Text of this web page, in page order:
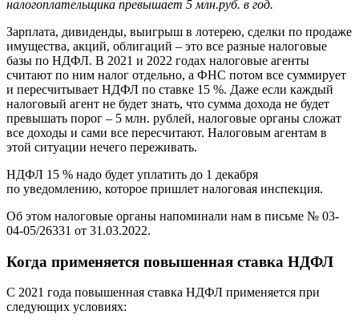
налогоплательщика превышает 5 млн.руб. в год.
Зарплата, дивиденды, выигрыш в лотерею, сделки по продаже
имущества, акций, облигаций – это все разные налоговые
базы по НДФЛ. В 2021 и 2022 годах налоговые агенты
считают по ним налог отдельно, а ФНС потом все суммирует
и пересчитывает НДФЛ по ставке 15 %. Даже если каждый
налоговый агент не будет знать, что сумма дохода не будет
превышать порог – 5 млн. рублей, налоговые органы сложат
все доходы и сами все пересчитают. Налоговым агентам в
этой ситуации нечего переживать.
НДФЛ 15 % надо будет уплатить до 1 декабря
по уведомлению, которое пришлет налоговая инспекция.
Об этом налоговые органы напоминали нам в письме № 03-
04-05/26331 от 31.03.2022.
Когда применяется повышенная ставка НДФЛ
С 2021 года повышенная ставка НДФЛ применяется при
следующих условиях: